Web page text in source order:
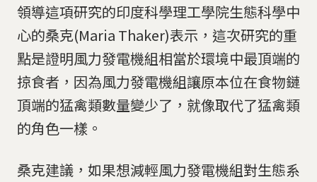
領導這項研究的印度科學理工學院生態科學中
心的桑克(Maria Thaker)表示，這次研究的重
點是證明風力發電機組相當於環境中最頂端的
掠食者，因為風力發電機組讓原本位在食物鏈
頂端的猛禽類數量變少了，就像取代了猛禽類
的角色一樣。
桑克建議，如果想減輕風力發電機組對生態系